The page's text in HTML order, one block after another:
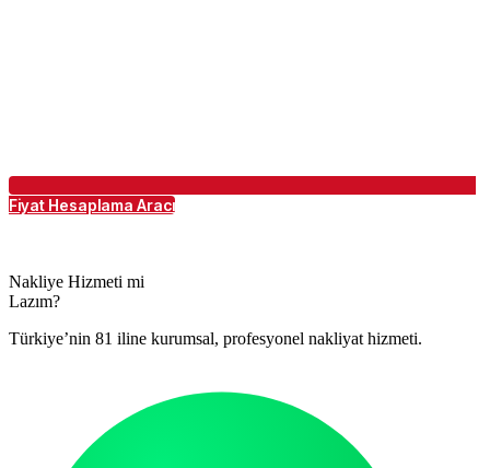
Fiyat Hesaplama Aracı
Nakliye Hizmeti mi
Lazım?
Türkiye’nin 81 iline kurumsal, profesyonel nakliyat hizmeti.